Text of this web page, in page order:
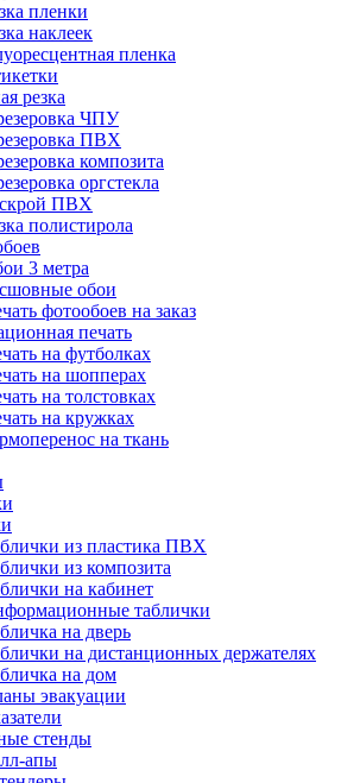
пленки
наклеек
пленка
резка
ЧПУ
ПВХ
композита
оргстекла
ПВХ
полистирола
3 метра
обои
фотообоев на заказ
печать
на футболках
на шопперах
на толстовках
на кружках
на ткань
из пластика ПВХ
из композита
на кабинет
таблички
на дверь
на дистанционных держателях
на дом
эвакуации
стенды
апы